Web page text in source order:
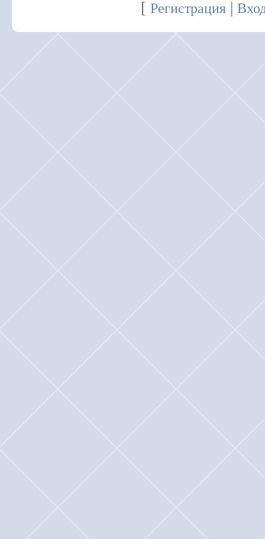
[Регистрация |